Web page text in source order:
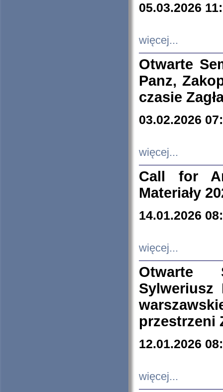
05.03.2026
więcej...
Otwarte
Panz,
czasie
03.02.2026
więcej...
Call for
Materiały
14.01.2026
więcej...
Otwarte
Sylweriusz
przestrzeni
12.01.2026
więcej...